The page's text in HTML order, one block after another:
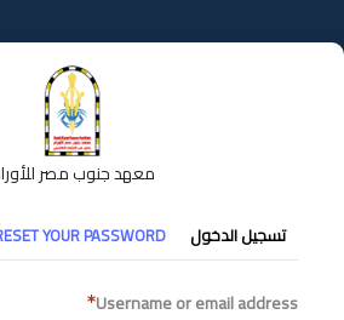
إلى
المحتوى
معهد جنوب مصر
التبويبات
الأساسية
تسجيل الدخول YOUR PASSWORD
Username or email address